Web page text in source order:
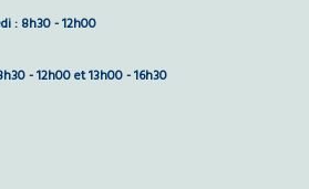
: 8h30 - 12h00
- 12h00 et 13h00 - 16h30